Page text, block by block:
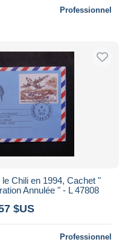
Professionnel
Chili en 1994, Cachet "
Annulée " - L 47808
$US
Professionnel